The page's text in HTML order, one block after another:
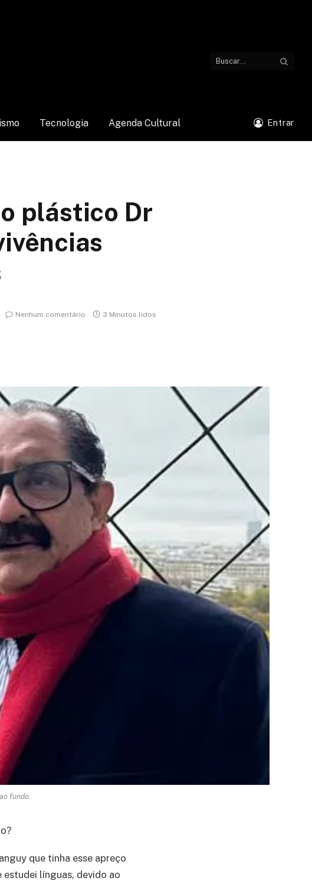
Tecnologia Agenda Cultural Entrar
plástico Dr
Nenhum comentário 3 Minutos lidos
fundo.
que tinha esse apreço
línguas, devido ao